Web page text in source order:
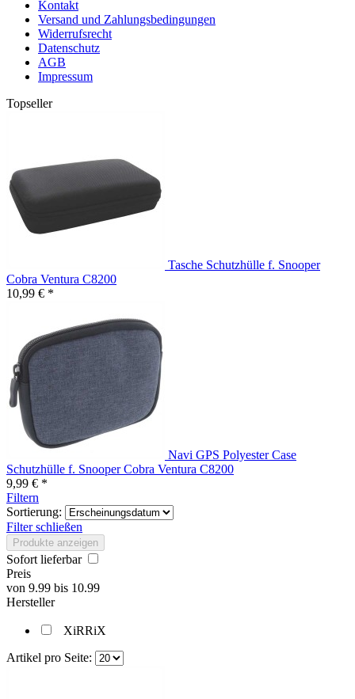
Kontakt
Versand und Zahlungsbedingungen
Widerrufsrecht
Datenschutz
AGB
Impressum
Topseller
Tasche Schutzhülle f. Snooper
Cobra Ventura C8200
10,99 € *
Navi GPS Polyester Case
Schutzhülle f. Snooper Cobra Ventura C8200
9,99 € *
Filtern
Sortierung:
Filter schließen
Produkte anzeigen
Sofort lieferbar
Preis
von 9.99 bis 10.99
Hersteller
XiRRiX
Artikel pro Seite: